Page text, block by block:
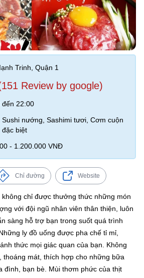
Trinh, Quận 1
Review by google)
đến 22:00
Sushi nướng, Sashimi tươi, Cơm cuộn
đặc biệt
- 1.200.000 VNĐ
Chỉ đường Website
chỉ được thưởng thức những món
với đội ngũ nhân viên thân thiện, luôn
sàng hỗ trợ bạn trong suốt quá trình
ly đồ uống được pha chế tỉ mỉ,
thức mọi giác quan của bạn. Không
thoáng mát, thích hợp cho những bữa
đình, bạn bè. Mùi thơm phức của thịt